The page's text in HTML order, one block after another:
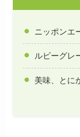
ニッポンエ
ルビーグレ
美味、とに